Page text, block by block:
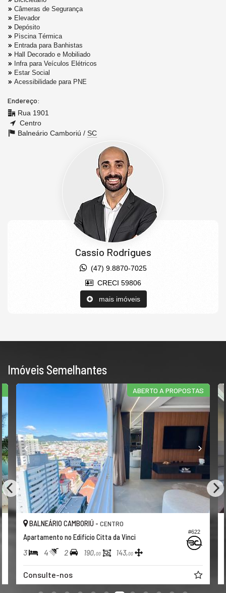
Câmeras de Segurança
Elevador
Depósito
Pìscina Térmica
Entrada para Banhistas
Hall Decorado e Mobiliado
Infra para Veículos Elétricos
Estar Social
Acessibilidade para PNE
Endereço:
Rua 1901
Centro
Balneário Camboriú / SC
Cassio Rodrigues
(47) 9.8870-7025
CRECI 59806
mais imóveis
Imóveis Semelhantes
ABERTO A PROPOSTAS
-CENTRO
Citta da Vinci
00 143,00
Apartamento no Edifício
2
Consulte-nos